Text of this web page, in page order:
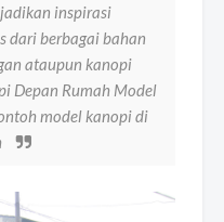
inspirasi
dari berbagai bahan
ataupun kanopi
Depan Rumah Model
model kanopi di